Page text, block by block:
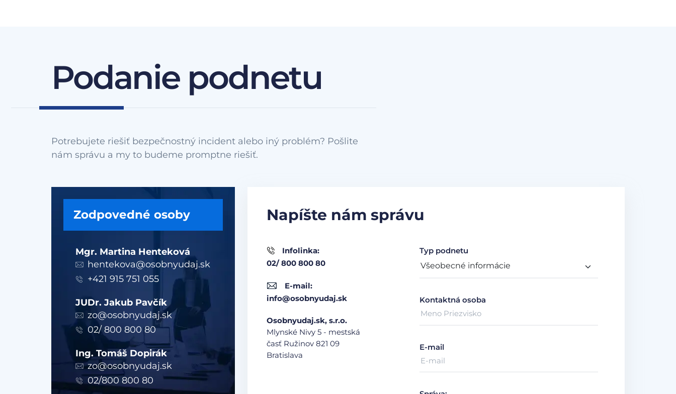
Podanie podnetu
Potrebujete riešiť bezpečnostný incident alebo iný problém? Pošlite
Zodpovedné osoby
Mgr. Martina Henteková
hentekova@osobnyudaj.sk
+421 915 751 055
JUDr. Jakub Pavčík
zo@osobnyudaj.sk
02/ 800 800 80
Ing. Tomáš Dopirák
zo@osobnyudaj.sk
02/800 800 80
Napíšte nám správu
Infolinka:
02/ 800 800 80
E-mail:
info@osobnyudaj.sk
Osobnyudaj.sk, s.r.o.
Mlynské Nivy 5 - mestská
časť Ružinov 821 09
Bratislava
Typ podnetu
Kontaktná osoba
E-mail